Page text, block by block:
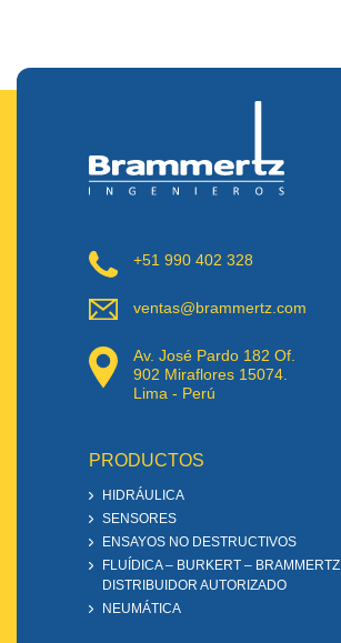
+51 990 402 328
ventas@brammertz.com
Av. José Pardo 182 Of.
902 Miraflores 15074.
Lima - Perú
PRODUCTOS
HIDRÁULICA
SENSORES
ENSAYOS NO DESTRUCTIVOS
FLUÍDICA – BURKERT – BRAMMERTZ
DISTRIBUIDOR AUTORIZADO
NEUMÁTICA